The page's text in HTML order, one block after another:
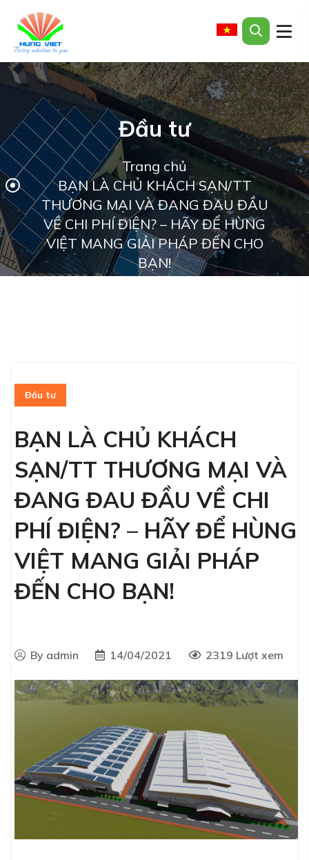
Đầu tư
Trang chủ
BẠN LÀ CHỦ KHÁCH SẠN/TT
THƯƠNG MẠI VÀ ĐANG ĐAU ĐẦU
VỀ CHI PHÍ ĐIỆN? – HÃY ĐỂ HÙNG
VIỆT MANG GIẢI PHÁP ĐẾN CHO
BẠN!
Đầu tư
BẠN LÀ CHỦ KHÁCH
SẠN/TT THƯƠNG MẠI VÀ
ĐANG ĐAU ĐẦU VỀ CHI
PHÍ ĐIỆN? – HÃY ĐỂ HÙNG
VIỆT MANG GIẢI PHÁP
ĐẾN CHO BẠN!
By admin 14/04/2021 2319 Lượt xem